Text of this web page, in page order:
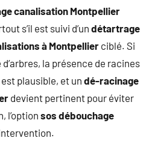
canalisation Montpellier
s’il est suivi d’un détartrage
à Montpellier ciblé. Si
la présence de racines
plausible, et un dé-racinage
devient pertinent pour éviter
l’option sos débouchage